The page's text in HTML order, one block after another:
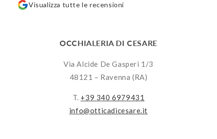
Visualizza tutte le recensioni
OCCHIALERIA DI CESARE
Via Alcide De Gasperi 1/3
48121 – Ravenna (RA)
T. +39 340 6979431
info@otticadicesare.it